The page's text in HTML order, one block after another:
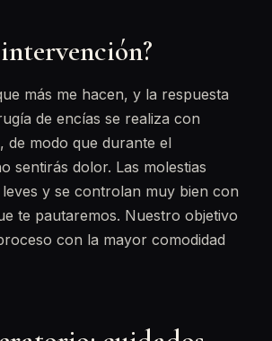
más me hacen, y la respuesta
de encías se realiza con
, de modo que durante el
sentirás dolor. Las molestias
y se controlan muy bien con
te pautaremos. Nuestro objetivo
con la mayor comodidad